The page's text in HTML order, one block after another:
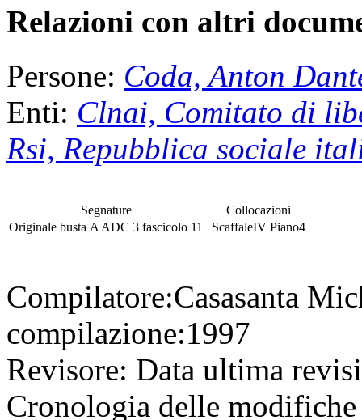
Relazioni con altri
Persone: Coda, Anton
Enti: Clnai, Comitato di
Rsi, Repubblica sociale
Segnature
Originale busta A ADC 3 fascicolo 11
Collocazioni
ScaffaleIV Piano4
Compilatore:Casasanta
compilazione:1997
Revisore: Data ultima
Cronologia delle